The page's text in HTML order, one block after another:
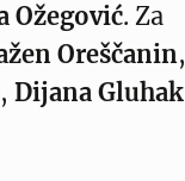
Ožegović. Za
Oreščanin,
, Dijana Gluhak